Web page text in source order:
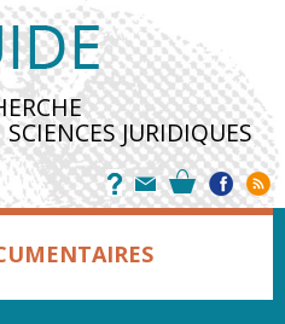
JURIDIQUES